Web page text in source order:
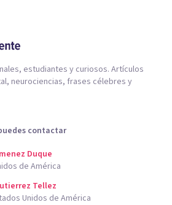
estudiantes y curiosos. Artículos
neurociencias, frases célebres y
contactar
Duque
de América
Tellez
Unidos de América